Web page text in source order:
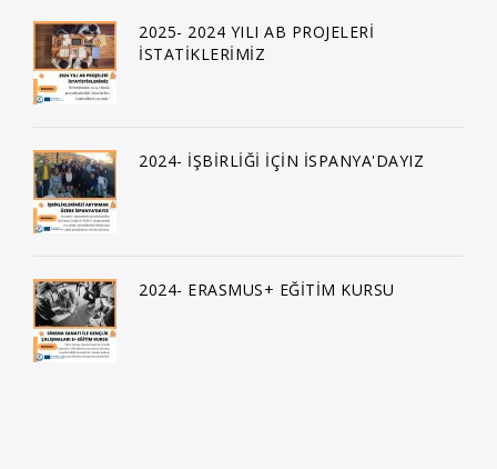
2025- 2024 YILI AB PROJELERİ
İSTATİKLERİMİZ
2024- İŞBİRLİĞİ İÇİN İSPANYA'DAYIZ
2024- ERASMUS+ EĞİTİM KURSU